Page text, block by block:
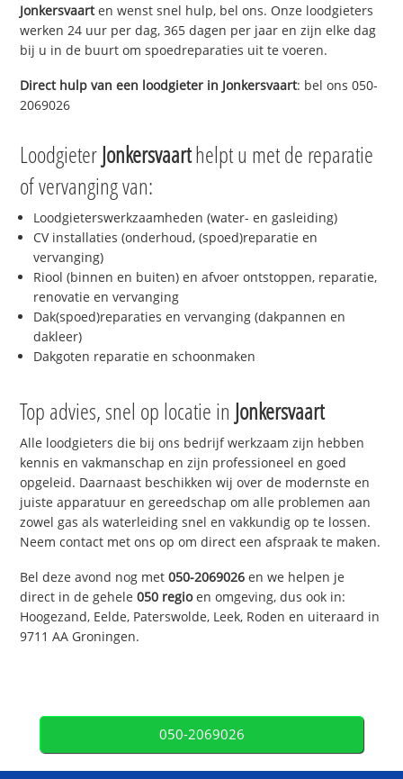
Jonkersvaarten wenst snel hulp, bel ons. Onze loodgieters
werken 24 uur per dag, 365 dagen per jaar en zijn elke dag
bij u in de buurt om spoedreparaties uit te voeren.
Direct hulp van een loodgieter in Jonkersvaart: bel ons 050-
2069026
LoodgieterJonkersvaarthelpt u met de reparatie
of vervanging van:
Loodgieterswerkzaamheden (water- en gasleiding)
CV installaties (onderhoud, (spoed)reparatie en
vervanging)
Riool (binnen en buiten) en afvoer ontstoppen, reparatie,
renovatie en vervanging
Dak(spoed)reparaties en vervanging (dakpannen en
dakleer)
Dakgoten reparatie en schoonmaken
Top advies, snel op locatie in Jonkersvaart
Alle loodgieters die bij ons bedrijf werkzaam zijn hebben
kennis en vakmanschap en zijn professioneel en goed
opgeleid. Daarnaast beschikken wij over de modernste en
juiste apparatuur en gereedschap om alle problemen aan
zowel gas als waterleiding snel en vakkundig op te lossen.
Neem contact met ons op om direct een afspraak te maken.
Bel deze avond nog met050-2069026 en we helpen je
direct in de gehele050 regioen omgeving, dus ook in:
Hoogezand, Eelde, Paterswolde, Leek, Roden en uiteraard in
9711 AA Groningen.
050-2069026